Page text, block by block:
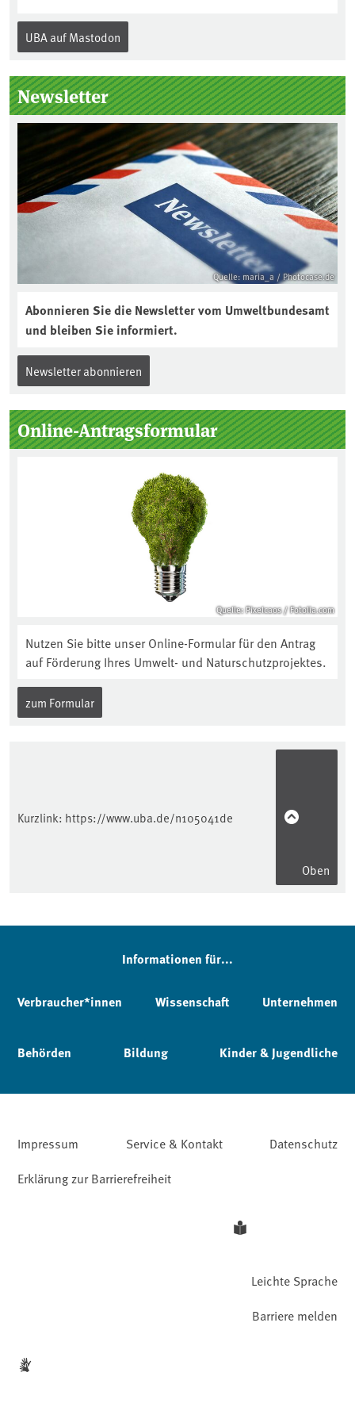
Internationalen Tag des Bodens, der
„Boden des Jahres“ vorgestellt. Das UBA
Kuratorium, wie wird der Boden des
Jahres ausgewählt und was passiert
eigentlich während eines solchen
Bodenjahres? Infos dazu gibt es im
aktuellen Podcast „Soilcast“. Jetzt
reinhören:
https://soilcast.de/interview/sc202-
interview-die-kuer-der-krume/
UBA auf Mastodon
Newsletter
Quelle: maria_a / Photocase.de
Abonnieren Sie die Newsletter vom Umweltbundesamt
und bleiben Sie informiert.
Newsletter abonnieren
Online-Antragsformular
Quelle: Pixelcaos / Fotolia.com
Nutzen Sie bitte unser Online-Formular für den Antrag
auf Förderung Ihres Umwelt- und Naturschutzprojektes.
zum Formular
Kurzlink: https://www.uba.de/n105041de
Oben
Informationen für...
Verbraucher*innen Wissenschaft Unternehmen
Behörden Bildung Kinder & Jugendliche
Impressum Service & Kontakt
Datenschutz
Erklärung zur Barrierefreiheit
Leichte Sprache
Barriere melden